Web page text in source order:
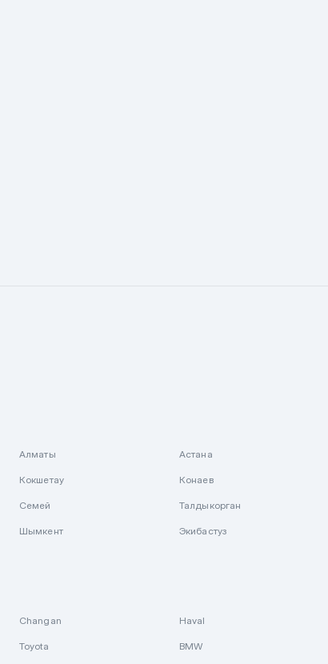
Алматы Астана
Кокшетау Конаев
Семей Талдыкорган
Шымкент Экибастуз
Changan Haval
Toyota BMW